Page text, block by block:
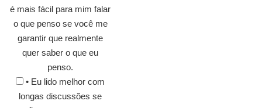
é mais fácil para mim falar
o que penso se você me
garantir que realmente
quer saber o que eu
penso.
• Eu lido melhor com
longas discussões se